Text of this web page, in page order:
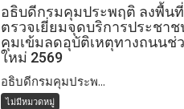
อธิบดีกรมคุมประพฤติ ลงพื้นที่
ตรวจเยี่ยมจุดบริการประชาช
คุมเข้มลดอุบัติเหตุทางถนนช่
ใหม่ 2569
อธิบดีกรมคุมประพ...
ไม่มีหมวดหมู่